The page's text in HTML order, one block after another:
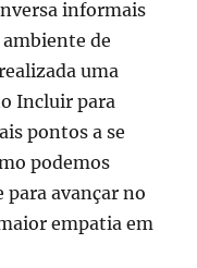
informais
de
uma
Incluir para
pontos a se
podemos
avançar no
empatia em